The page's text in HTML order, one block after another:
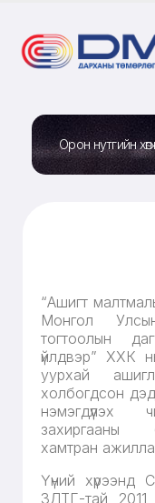
Орон нутгийн
“Ашигт
Монгол
тогтоолын
үйлдвэр” ХХК
уурхай
холбогдсон дэд
захиргааны
хамтран
Үүний хүрээнд
ЗДТГ-тай